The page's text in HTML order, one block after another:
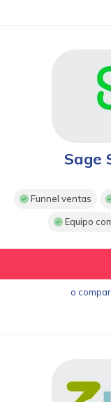
Sage
Funnel ventas
Equipo
o